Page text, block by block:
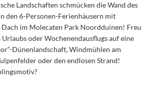
Landschaften schmücken die Wand des
den 6-Personen-Ferienhäusern mit
im Molecaten Park Noordduinen! Freu
oder Wochenendausflugs auf eine
Dünenlandschaft, Windmühlen am
oder den endlosen Strand!